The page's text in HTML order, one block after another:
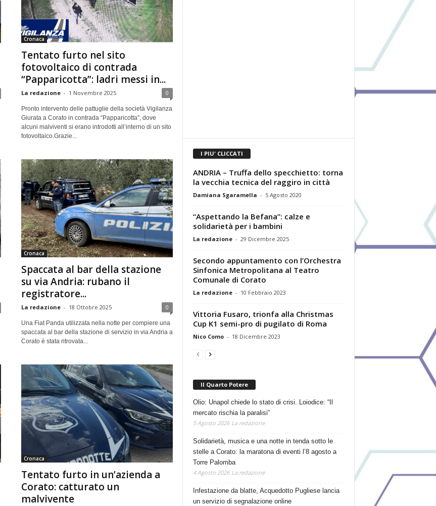
Cronaca
Tentato furto nel sito
fotovoltaico di contrada
“Papparicotta”: ladri messi in...
La redazione - 1 Novembre 2025 0
Pronto intervento delle pattuglie della società Vigilanza
Giurata a Corato in contrada “Papparicotta”, dove
alcuni malviventi si erano introdotti all’interno di un sito
fotovoltaico.Grazie...
Cronaca
Spaccata al bar della stazione
su via Andria: rubano il
registratore...
La redazione - 18 Ottobre 2025 0
Una Fiat Panda utilizzata nella notte per compiere una
spaccata al bar della stazione di servizio in via Andria a
Corato è stata ritrovata...
Cronaca
Tentato furto in un’azienda a
Corato: catturato un
malvivente
I PIU' CLICCATI
ANDRIA – Truffa dello specchietto: torna
la vecchia tecnica del raggiro in città
Damiana Sgaramella - 5 Agosto 2020
“Aspettando la Befana”: calze e
solidarietà per i bambini
La redazione - 29 Dicembre 2025
Secondo appuntamento con l’Orchestra
Sinfonica Metropolitana al Teatro
Comunale di Corato
La redazione - 10 Febbraio 2023
Vittoria Fusaro, trionfa alla Christmas
Cup K1 semi-pro di pugilato di Roma
Nico Como - 18 Dicembre 2023
Il Quarto Potere
Olio: Unapol chiede lo stato di crisi. Loiodice: “Il
mercato rischia la paralisi”
5 Agosto 2026 La redazione
Solidarietà, musica e una notte in tenda sotto le
stelle a Corato: la maratona di eventi l’8 agosto a
Torre Palomba
4 Agosto 2026 La redazione
Infestazione da blatte, Acquedotto Pugliese lancia
un servizio di segnalazione online